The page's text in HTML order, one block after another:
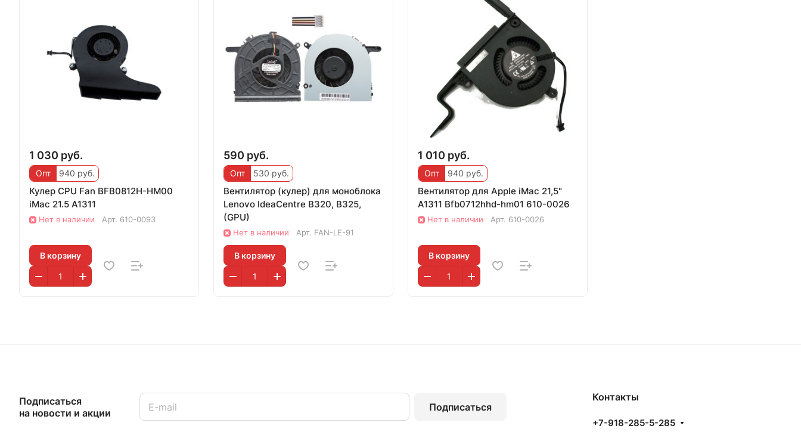
1 030 руб.
Опт 940 руб.
Кулер CPU Fan BFB0812H-HM00
iMac 21.5 A1311
Нет в наличии Арт. 610-0093
В корзину
590 руб.
Опт 530 руб.
Вентилятор (кулер) для моноблока
Lenovo IdeaCentre B320, B325,
(GPU)
Нет в наличии Арт. FAN-LE-91
В корзину
1 010 руб.
Опт 940 руб.
Вентилятор для Apple iMac 21,5"
A1311 Bfb0712hhd-hm01 610-0026
Нет в наличии Арт. 610-0026
В корзину
Подписаться
на новости и акции
Подписаться
Контакты
+7-918-285-5-285